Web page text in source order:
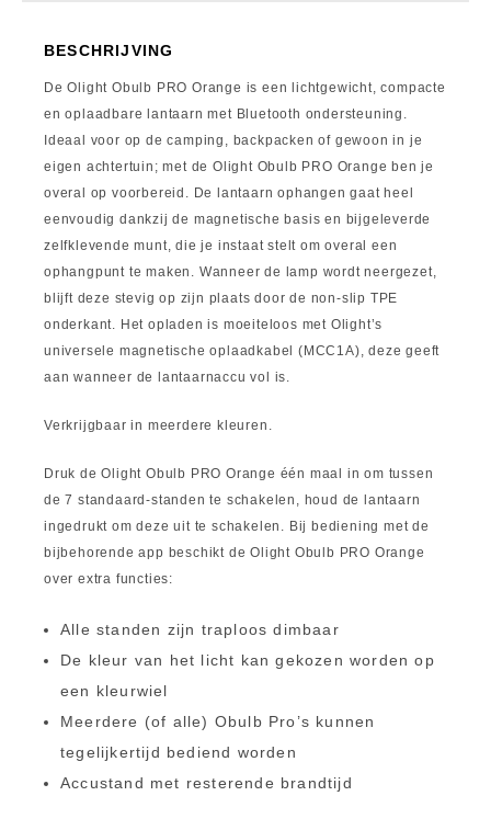
BESCHRIJVING
De Olight Obulb PRO Orange is een lichtgewicht, compacte
en oplaadbare lantaarn met Bluetooth ondersteuning.
Ideaal voor op de camping, backpacken of gewoon in je
eigen achtertuin; met de Olight Obulb PRO Orange ben je
overal op voorbereid. De lantaarn ophangen gaat heel
eenvoudig dankzij de magnetische basis en bijgeleverde
zelfklevende munt, die je instaat stelt om overal een
ophangpunt te maken. Wanneer de lamp wordt neergezet,
blijft deze stevig op zijn plaats door de non-slip TPE
onderkant. Het opladen is moeiteloos met Olight’s
universele magnetische oplaadkabel (MCC1A), deze geeft
aan wanneer de lantaarnaccu vol is.
Verkrijgbaar in meerdere kleuren.
Druk de Olight Obulb PRO Orange één maal in om tussen
de 7 standaard-standen te schakelen, houd de lantaarn
ingedrukt om deze uit te schakelen. Bij bediening met de
bijbehorende app beschikt de Olight Obulb PRO Orange
over extra functies:
Alle standen zijn traploos dimbaar
De kleur van het licht kan gekozen worden op
een kleurwiel
Meerdere (of alle) Obulb Pro’s kunnen
tegelijkertijd bediend worden
Accustand met resterende brandtijd